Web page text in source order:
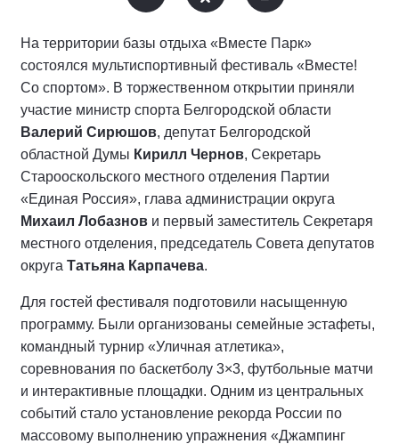
На территории базы отдыха «Вместе Парк»
состоялся мультиспортивный фестиваль «Вместе!
Со спортом». В торжественном открытии приняли
участие министр спорта Белгородской области
Валерий Сирюшов, депутат Белгородской
областной Думы Кирилл Чернов, Секретарь
Старооскольского местного отделения Партии
«Единая Россия», глава администрации округа
Михаил Лобазнов и первый заместитель Секретаря
местного отделения, председатель Совета депутатов
округа Татьяна Карпачева.
Для гостей фестиваля подготовили насыщенную
программу. Были организованы семейные эстафеты,
командный турнир «Уличная атлетика»,
соревнования по баскетболу 3×3, футбольные матчи
и интерактивные площадки. Одним из центральных
событий стало установление рекорда России по
массовому выполнению упражнения «Джампинг